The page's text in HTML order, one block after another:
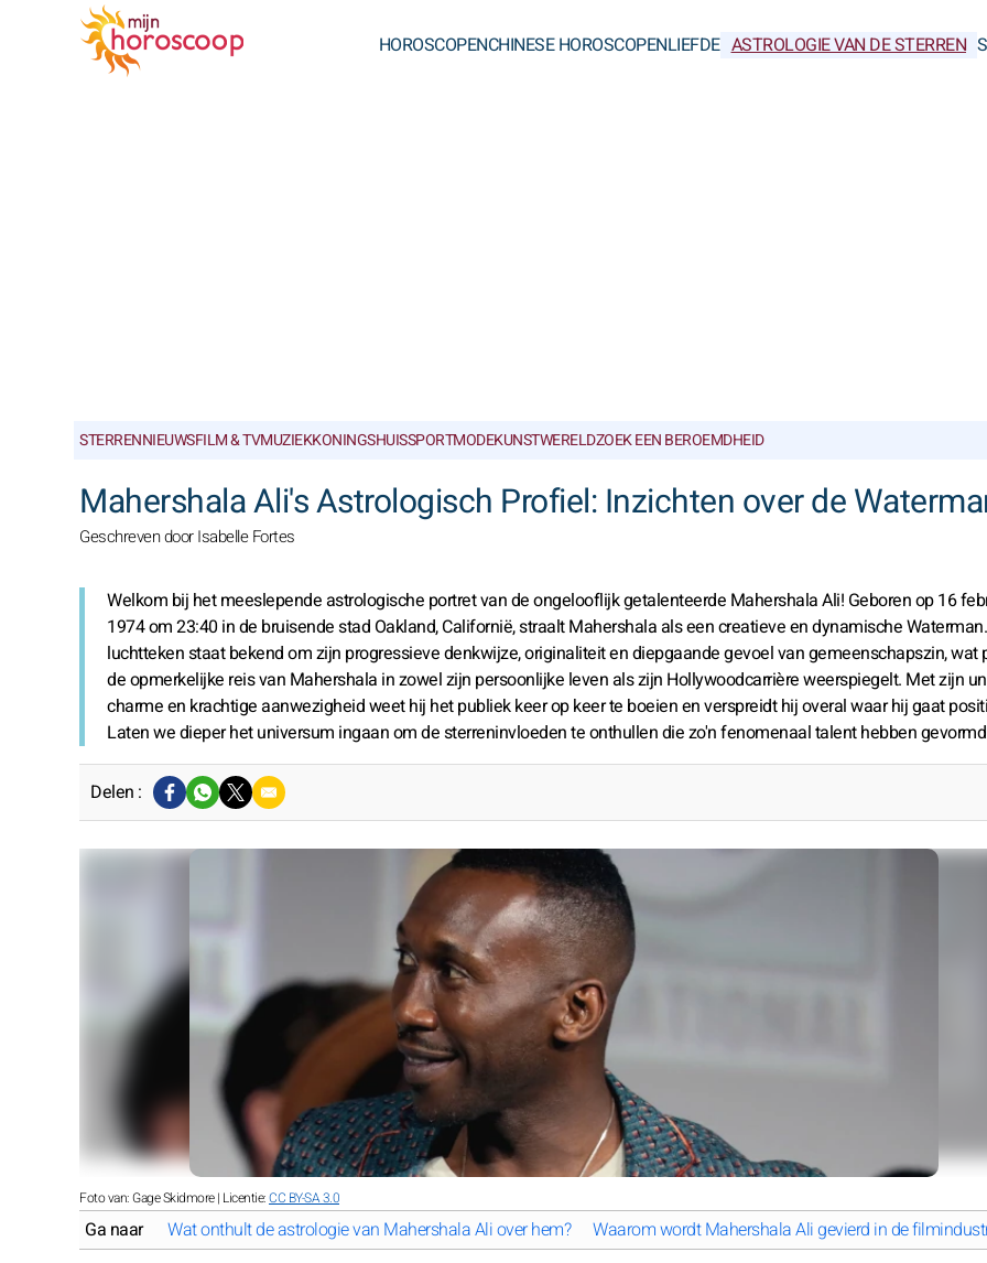
HOROSCOPENCHINESE HOROSCOPENLIEFDE ASTROLOGIE VAN DE STERREN
STERRENNIEUWSFILM & TVMUZIEKKONINGSHUISSPORTMODEKUNSTWERELDZOEK EEN BEROEMDHEID
Mahershala Ali's Astrologisch Profiel: Inzichten over de
Geschreven door Isabelle Fortes
Welkom bij het meeslepende astrologische portret van de ongelooflijk getalenteerde Mahershala Ali! Geboren op 16
1974 om 23:40 in de bruisende stad Oakland, Californië, straalt Mahershala als een creatieve en dynamische
luchtteken staat bekend om zijn progressieve denkwijze, originaliteit en diepgaande gevoel van gemeenschapszin, wat
de opmerkelijke reis van Mahershala in zowel zijn persoonlijke leven als zijn Hollywoodcarrière weerspiegelt. Met zijn
charme en krachtige aanwezigheid weet hij het publiek keer op keer te boeien en verspreidt hij overal waar hij gaat
Laten we dieper het universum ingaan om de sterreninvloeden te onthullen die zo'n fenomenaal talent hebben
Delen :
Foto van: Gage Skidmore | Licentie:CC BY-SA 3.0
Ga naar Wat onthult de astrologie van Mahershala Ali over hem? Waarom wordt Mahershala Ali gevierd in de